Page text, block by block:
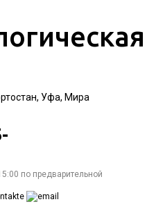
Уфа, Мира
по предварительной